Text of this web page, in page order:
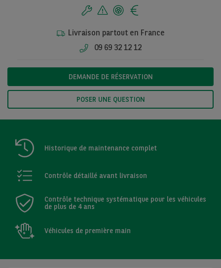
Livraison partout en France
09 69 32 12 12
DEMANDE DE RÉSERVATION
POSER UNE QUESTION
Historique de maintenance complet
Contrôle détaillé avant livraison
Contrôle technique systématique pour les véhicules
de plus de 4 ans
Véhicules de première main